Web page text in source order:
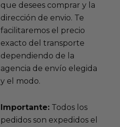
que desees comprar y la
dirección de envio. Te
facilitaremos el precio
exacto del transporte
dependiendo de la
agencia de envío elegida
y el modo.
Importante:Todos los
pedidos son expedidos el